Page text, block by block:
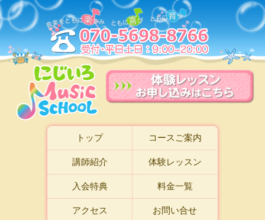
トップ コースご案内
講師紹介 体験レッスン
入会特典 料金一覧
アクセス お問い合せ